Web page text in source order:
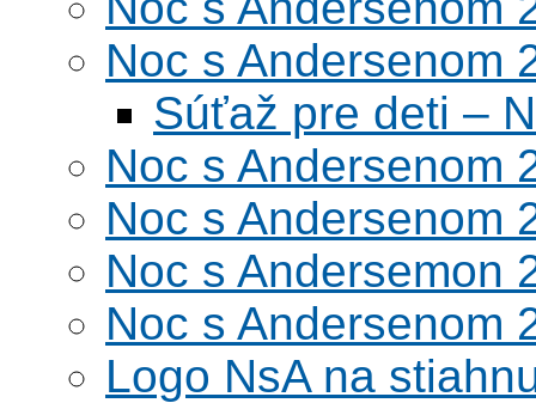
Noc s Andersenom
Súťaž pre deti –
Noc s Andersenom
Noc s Andersenom
Noc s Andersemon
Noc s Andersenom
Logo NsA na